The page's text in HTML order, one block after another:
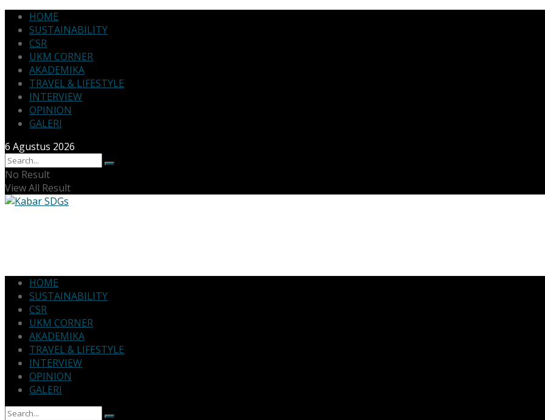
HOME
SUSTAINABILITY
CSR
UKM CORNER
AKADEMIKA
TRAVEL & LIFESTYLE
INTERVIEW
OPINION
GALERI
6 Agustus 2026
No Result
View All Result
HOME
SUSTAINABILITY
CSR
UKM CORNER
AKADEMIKA
TRAVEL & LIFESTYLE
INTERVIEW
OPINION
GALERI